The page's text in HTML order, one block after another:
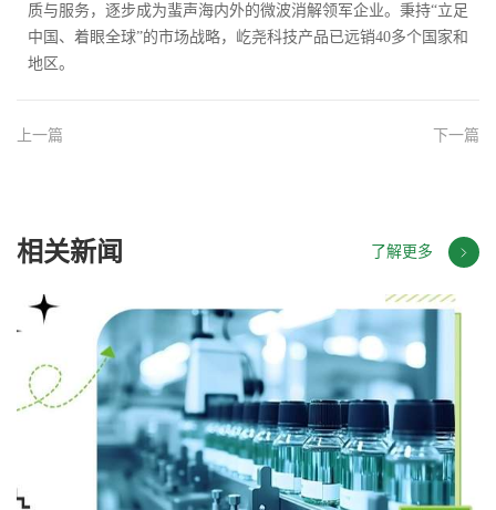
质与服务，逐步成为蜚声海内外的微波消解领军企业。秉持“立足
中国、着眼全球”的市场战略，屹尧科技产品已远销40多个国家和
地区。
上一篇 下一篇
相关新闻 了解更多